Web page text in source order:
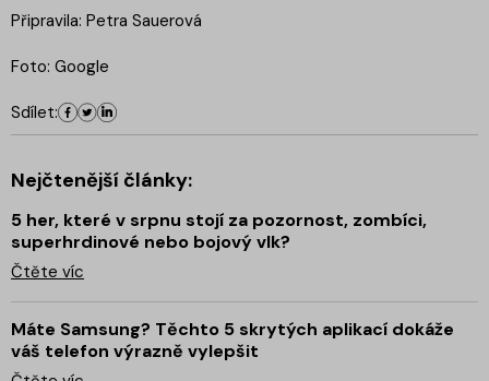
Připravila: Petra Sauerová
Foto: Google
Sdílet:
Nejčtenější články:
5 her, které v srpnu stojí za pozornost, zombíci,
superhrdinové nebo bojový vlk?
Čtěte víc
Máte Samsung? Těchto 5 skrytých aplikací dokáže
váš telefon výrazně vylepšit